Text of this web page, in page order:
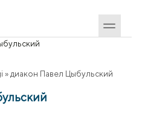
» диакон Павел Цыбульский